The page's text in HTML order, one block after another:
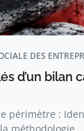
DES
d’un bilan
périmètre :